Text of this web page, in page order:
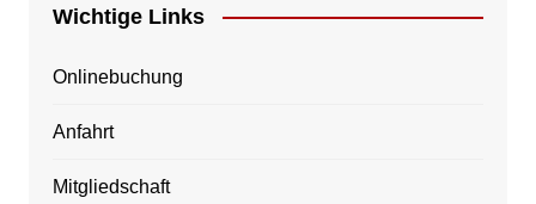
Wichtige Links
Onlinebuchung
Anfahrt
Mitgliedschaft